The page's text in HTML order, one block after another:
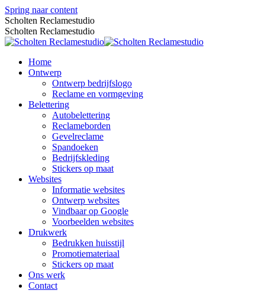
Spring naar content
Scholten Reclamestudio
Scholten Reclamestudio
Home
Ontwerp
Ontwerp bedrijfslogo
Reclame en vormgeving
Belettering
Autobelettering
Reclameborden
Gevelreclame
Spandoeken
Bedrijfskleding
Stickers op maat
Websites
Informatie websites
Ontwerp websites
Vindbaar op Google
Voorbeelden websites
Drukwerk
Bedrukken huisstijl
Promotiemateriaal
Stickers op maat
Ons werk
Contact